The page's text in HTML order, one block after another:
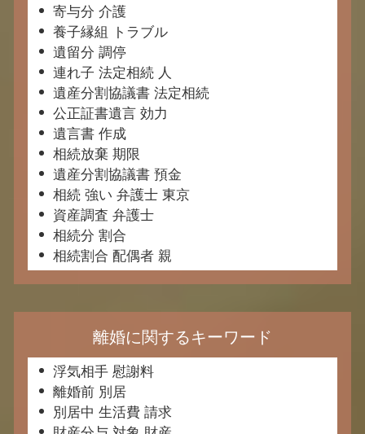
寄与分 介護
養子縁組 トラブル
遺留分 調停
連れ子 法定相続 人
遺産分割協議書 法定相続
公正証書遺言 効力
遺言書 作成
相続放棄 期限
遺産分割協議書 預金
相続 強い 弁護士 東京
資産調査 弁護士
相続分 割合
相続割合 配偶者 親
離婚に関するキーワード
浮気相手 慰謝料
離婚前 別居
別居中 生活費 請求